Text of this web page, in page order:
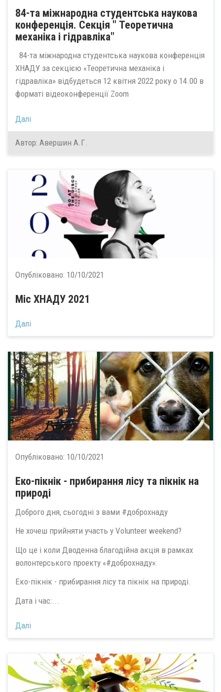
84-та міжнародна студентська наукова
конференція. Секція " Теоретична
механіка і гідравліка"
84-та міжнародна студентська наукова конференція
ХНАДУ за секцією «Теоретична механіка і
гідравліка» відбудеться 12 квітня 2022 року о 14.00 в
форматі відеоконференції Zoom
Далі
Автор: Авершин А.Г.
Опубліковано: 10/10/2021
Міс ХНАДУ 2021
Далі
Опубліковано: 10/10/2021
Еко-пікнік - прибирання лісу та пікнік на
природі
Доброго дня, сьогодні з вами #доброхнаду
Не хочеш прийняти участь у Volunteer weekend?
Що це і коли Дводенна благодійна акція в рамках
волонтерського проекту «#доброхнаду»:
Еко-пікнік - прибирання лісу та пікнік на природі.
Дата і час:...
Далі